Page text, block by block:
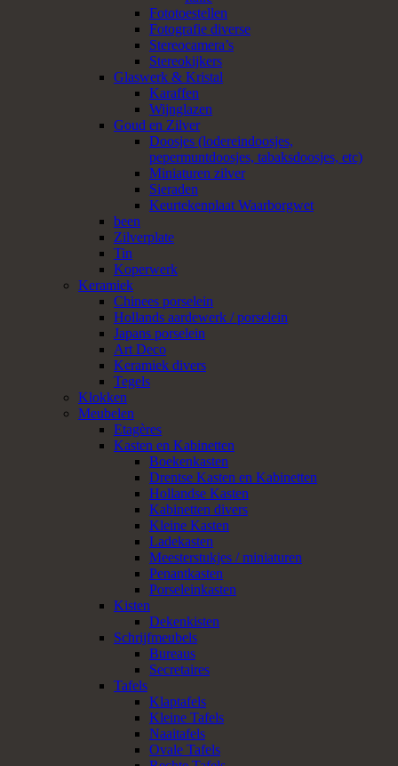
Fototoestellen
Fotografie diverse
Stereocamera’s
Stereokijkers
Glaswerk & Kristal
Karaffen
Wijnglazen
Goud en Zilver
Doosjes (lodereindoosjes,
pepermuntdoosjes, tabaksdoosjes, etc)
Miniaturen zilver
Sieraden
Keurtekenplaat Waarborgwet
been
Zilverplate
Tin
Koperwerk
Keramiek
Chinees porselein
Hollands aardewerk / porselein
Japans porselein
Art Deco
Keramiek divers
Tegels
Klokken
Meubelen
Etagères
Kasten en Kabinetten
Boekenkasten
Drentse Kasten en Kabinetten
Hollandse Kasten
Kabinetten divers
Kleine Kasten
Ladekasten
Meesterstukjes / miniaturen
Penantkasten
Porseleinkasten
Kisten
Dekenkisten
Schrijfmeubels
Bureaus
Secretaires
Tafels
Klaptafels
Kleine Tafels
Naaitafels
Ovale Tafels